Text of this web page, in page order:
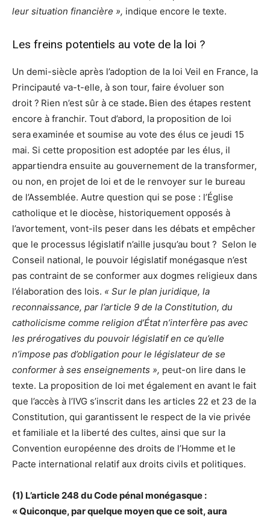
leur situation financière », indique encore le texte.
Les freins potentiels au vote de la loi ?
Un demi-siècle après l’adoption de la loi Veil en France, la
Principauté va-t-elle, à son tour, faire évoluer son
droit ? Rien n’est sûr à ce stade. Bien des étapes restent
encore à franchir. Tout d’abord, la proposition de loi
seraexaminée et soumise au vote des élus ce jeudi 15
mai. Si cette proposition est adoptée par les élus, il
appartiendra ensuite au gouvernement de la transformer,
ou non, en projet de loi et de le renvoyer sur le bureau
de l’Assemblée. Autre question qui se pose : l’Église
catholique et le diocèse, historiquement opposés à
l’avortement, vont-ils peser dans les débats et empêcher
que le processus législatif n’aille jusqu’au bout ? Selon le
Conseil national, le pouvoir législatif monégasque n’est
pas contraint de se conformer aux dogmes religieux dans
l’élaboration des lois. « Sur le plan juridique, la
reconnaissance, par l’article 9 de la Constitution, du
catholicisme comme religion d’État n’interfère pas avec
les prérogatives du pouvoir législatif en ce qu’elle
n’impose pas d’obligation pour le législateur de se
conformer à ses enseignements », peut-on lire dans le
texte. La proposition de loi met également en avant le fait
que l’accès à l’IVG s’inscrit dans les articles 22 et 23 de la
Constitution, qui garantissent le respect de la vie privée
et familiale et la liberté des cultes, ainsi que sur la
Convention européenne des droits de l’Homme et le
Pacte international relatif aux droits civils et politiques.
(1) L’article 248 du Code pénal monégasque :
« Quiconque, par quelque moyen que ce soit, aura